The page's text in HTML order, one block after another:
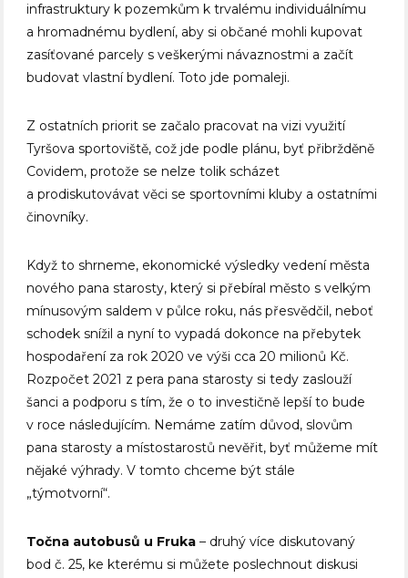
infrastruktury k pozemkům k trvalému individuálnímu
a hromadnému bydlení, aby si občané mohli kupovat
zasíťované parcely s veškerými návaznostmi a začít
budovat vlastní bydlení. Toto jde pomaleji.
Z ostatních priorit se začalo pracovat na vizi využití
Tyršova sportoviště, což jde podle plánu, byť přibržděně
Covidem, protože se nelze tolik scházet
a prodiskutovávat věci se sportovními kluby a ostatními
činovníky.
Když to shrneme, ekonomické výsledky vedení města
nového pana starosty, který si přebíral město s velkým
mínusovým saldem v půlce roku, nás přesvědčil, neboť
schodek snížil a nyní to vypadá dokonce na přebytek
hospodaření za rok 2020 ve výši cca 20 milionů Kč.
Rozpočet 2021 z pera pana starosty si tedy zaslouží
šanci a podporu s tím, že o to investičně lepší to bude
v roce následujícím. Nemáme zatím důvod, slovům
pana starosty a místostarostů nevěřit, byť můžeme mít
nějaké výhrady. V tomto chceme být stále
„týmotvorní“.
Točna autobusů u Fruka – druhý více diskutovaný
bod č. 25, ke kterému si můžete poslechnout diskusi